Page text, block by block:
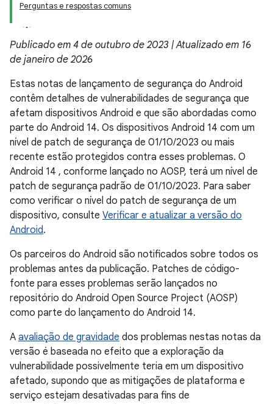
Perguntas e respostas comuns
Publicado em 4 de outubro de 2023 | Atualizado em 16
de janeiro de 2026
Estas notas de lançamento de segurança do Android
contêm detalhes de vulnerabilidades de segurança que
afetam dispositivos Android e que são abordadas como
parte do Android 14. Os dispositivos Android 14 com um
nível de patch de segurança de 01/10/2023 ou mais
recente estão protegidos contra esses problemas. O
Android 14 , conforme lançado no AOSP, terá um nível de
patch de segurança padrão de 01/10/2023. Para saber
como verificar o nível do patch de segurança de um
dispositivo, consulte Verificar e atualizar a versão do
Android.
Os parceiros do Android são notificados sobre todos os
problemas antes da publicação. Patches de código-
fonte para esses problemas serão lançados no
repositório do Android Open Source Project (AOSP)
como parte do lançamento do Android 14.
A avaliação de gravidade dos problemas nestas notas da
versão é baseada no efeito que a exploração da
vulnerabilidade possivelmente teria em um dispositivo
afetado, supondo que as mitigações de plataforma e
serviço estejam desativadas para fins de